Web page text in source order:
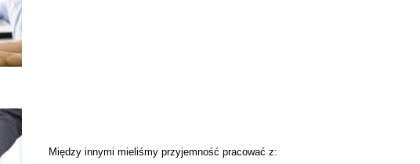
Między innymi mieliśmy przyjemność pracować z: